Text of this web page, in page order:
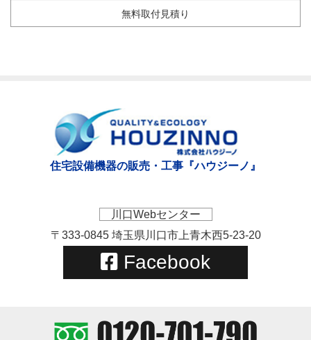
無料取付見積り
住宅設備機器の販売・工事『ハウジーノ』
川口Webセンター
〒333-0845 埼玉県川口市上青木西5-23-20
Facebook